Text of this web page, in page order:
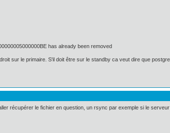
has already been removed
sur le primaire. S'il doit être sur le standby ca veut dire que
récupérer le fichier en question, un rsync par exemple si le